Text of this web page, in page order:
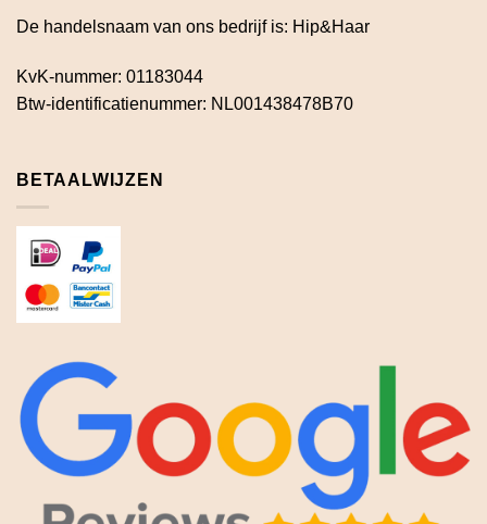
De handelsnaam van ons bedrijf is: Hip&Haar
KvK-nummer: 01183044
Btw-identificatienummer: NL001438478B70
BETAALWIJZEN